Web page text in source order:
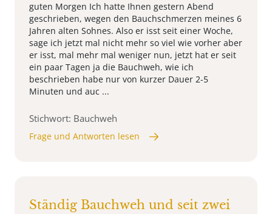
guten Morgen Ich hatte Ihnen gestern Abend
geschrieben, wegen den Bauchschmerzen meines 6
Jahren alten Sohnes. Also er isst seit einer Woche,
sage ich jetzt mal nicht mehr so viel wie vorher aber
er isst, mal mehr mal weniger nun, jetzt hat er seit
ein paar Tagen ja die Bauchweh, wie ich
beschrieben habe nur von kurzer Dauer 2-5
Minuten und auc ...
Stichwort: Bauchweh
Frage und Antworten lesen
Ständig Bauchweh und seit zwei